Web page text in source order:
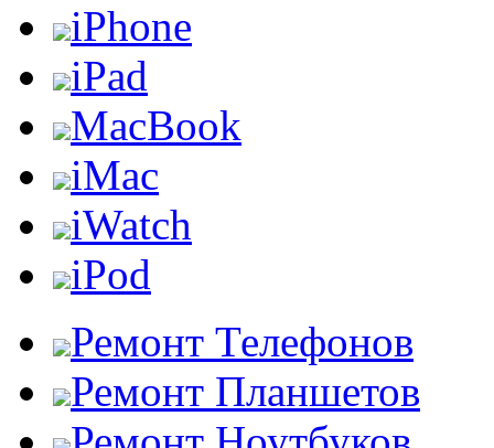
iPhone
iPad
MacBook
iMac
iWatch
iPod
Ремонт Телефонов
Ремонт Планшетов